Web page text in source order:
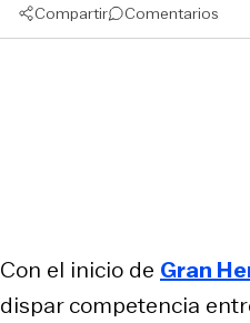
Compartir Comentarios
Con el inicio de Gran
dispar competencia